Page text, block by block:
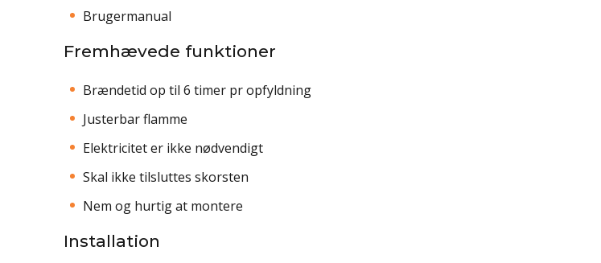
Brugermanual
Fremhævede funktioner
Brændetid op til 6 timer pr opfyldning
Justerbar flamme
Elektricitet er ikke nødvendigt
Skal ikke tilsluttes skorsten
Nem og hurtig at montere
Installation